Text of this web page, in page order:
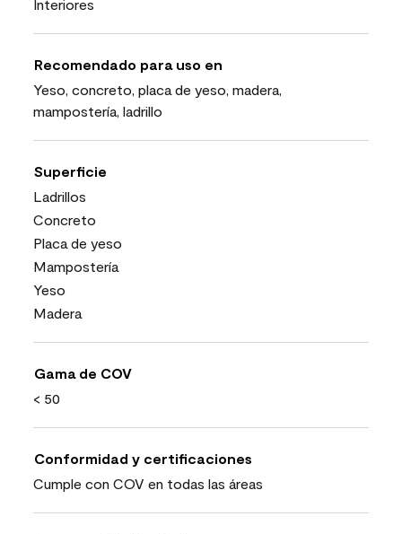
Interiores
Recomendado para uso en
Yeso, concreto, placa de yeso, madera,
mampostería, ladrillo
Superficie
Ladrillos
Concreto
Placa de yeso
Mampostería
Yeso
Madera
Gama de COV
< 50
Conformidad y certificaciones
Cumple con COV en todas las áreas